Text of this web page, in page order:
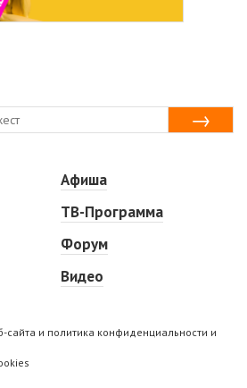
Афиша
ТВ-Программа
Форум
Видео
сайта и политика конфиденциальности и